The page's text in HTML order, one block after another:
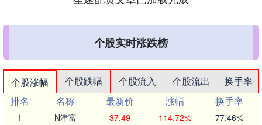
个股实时涨跌榜
个股涨幅 个股跌幅 个股流入 个股流出
换手率
排名
名称 最新价 涨幅
换手率
1
N津富 37.49 114.72% 77.46%